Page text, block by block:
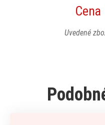
Cena
Uvedené